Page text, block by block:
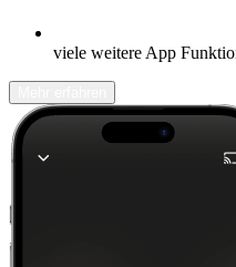
viele weitere App